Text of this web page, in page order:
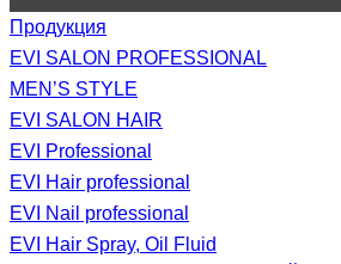
Продукция
EVI SALON PROFESSIONAL
MEN’S STYLE
EVI SALON HAIR
EVI Professional
EVI Hair professional
EVI Nail professional
EVI Hair Spray, Oil Fluid